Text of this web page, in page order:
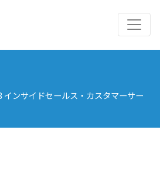
インサイドセールス・カスタマーサー